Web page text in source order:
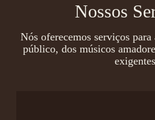
Nossos
Nós oferecemos serviços
público, dos músicos
exigentes